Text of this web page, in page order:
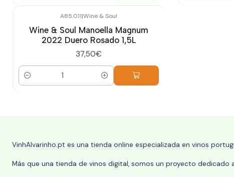
A85.011|Wine & Soul
Wine & Soul Manoella Magnum
2022 Duero Rosado 1,5L
37,50€
Cantidad
VinhAlvarinho.pt es una tienda online especializada en vinos
Más que una tienda de vinos digital, somos un proyecto